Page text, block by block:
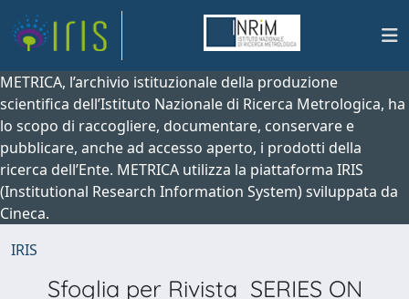
METRICA, l’archivio istituzionale della produzione
scientifica dell’Istituto Nazionale di Ricerca Metrologica, ha
lo scopo di raccogliere, documentare, conservare e
pubblicare, anche ad accesso aperto, i prodotti della
ricerca dell’Ente. METRICA utilizza la piattaforma IRIS
(Institutional Research Information System) sviluppata da
Cineca.
IRIS
Sfoglia per Rivista SERIES ON